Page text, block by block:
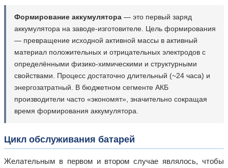
Формирование аккумулятора — это первый заряд
аккумулятора на заводе-изготовителе. Цель формирования
— превращение исходной активной массы в активный
материал положительных и отрицательных электродов с
определёнными физико-химическими и структурными
свойствами. Процесс достаточно длительный (~24 часа) и
энергозатратный. В бюджетном сегменте АКБ
производители часто «экономят», значительно сокращая
время формирования аккумулятора.
Цикл обслуживания батарей
Желательным в первом и втором случае являлось, чтобы